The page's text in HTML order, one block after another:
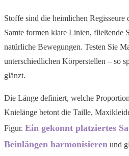
Stoffe sind die heimlichen Regisseure
Samte formen klare Linien, fließende
natürliche Bewegungen. Testen Sie
unterschiedlichen Körperstellen – so
glänzt.
Die Länge definiert, welche
Knielänge betont die Taille,
Figur. Ein gekonnt platziertes
Beinlängen harmonisieren und